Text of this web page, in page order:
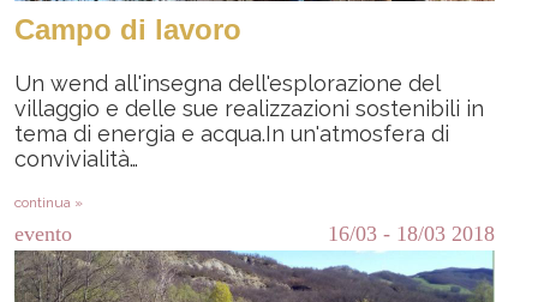
Campo di lavoro
Un wend all'insegna dell'esplorazione del
villaggio e delle sue realizzazioni sostenibili in
tema di energia e acqua.In un'atmosfera di
convivialità…
continua »
evento 16/03 - 18/03 2018